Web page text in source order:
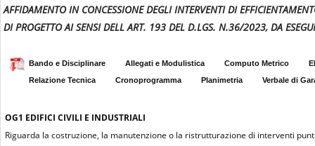
AFFIDAMENTO IN CONCESSIONE DEGLI INTERVENTI DI
DI PROGETTO AI SENSI DELL ART. 193 DEL D.LGS. N.36/2023, DA
Bando e Disciplinare Allegati e Modulistica Computo Metrico
Relazione Tecnica
Cronoprogramma Planimetria Verbale di
OG1 EDIFICI CIVILI E INDUSTRIALI
Riguarda la costruzione, la manutenzione o la ristrutturazione di interventi